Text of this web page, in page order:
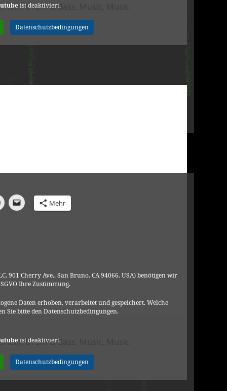
ist deaktiviert.
Datenschutzbedingungen
,Drum & Bass
DRS – This Ain’t Love feat Calibre
901 Cherry Ave., San Bruno, CA 94066, USA) benötigen wir
Ihre Zustimmung.
Daten erhoben, verarbeitet und gespeichert. Welche
Sie bitte den Datenschutzbedingungen.
ist deaktiviert.
Datenschutzbedingungen
Mehr
,Drum & Bass
Lino Casu – DnB – Videos